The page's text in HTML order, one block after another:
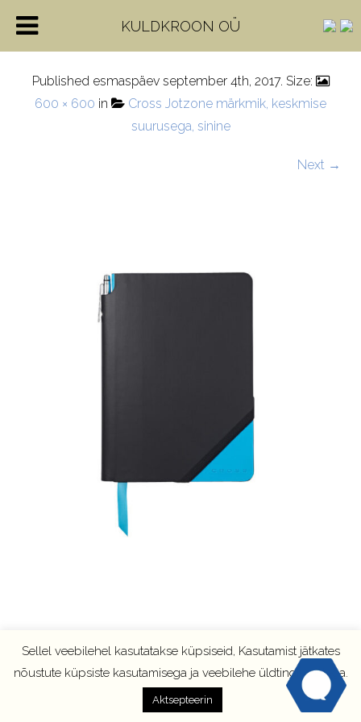
blue-2
Published esmaspäev september 4th, 2017. Size:
600 × 600 in
Cross Jotzone märkmik, keskmise
suurusega, sinine
Next →
Sellel veebilehel kasutatakse küpsiseid, Kasutamist jätkates
nõustute küpsiste kasutamisega ja veebilehe üldtingimustega.
Aktsepteerin
KULDKROON OÜ